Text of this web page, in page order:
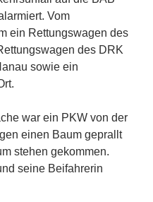
Vom
ein Rettungswagen des
des DRK
sowie ein
war ein PKW von der
einen Baum geprallt
stehen gekommen.
seine Beifahrerin